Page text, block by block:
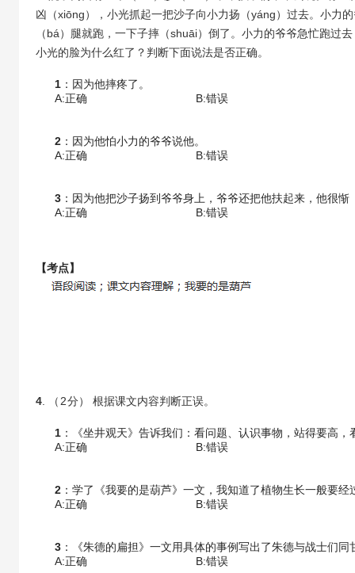
凶（xiōng），小光抓起一把沙子向小力扬（yáng）过去。小力
（bá）腿就跑，一下子摔（shuāi）倒了。小力的爷爷急忙跑过
小光的脸为什么红了？判断下面说法是否正确。
1 ：因为他摔疼了。
A:正确
B:错误
2 ：因为他怕小力的爷爷说他。
A:正确
B:错误
3 ：因为他把沙子扬到爷爷身上，爷爷还把他扶起来，他很
A:正确
B:错误
【考点】
4 . （ 2分） 根据课文内容判断正误。
1 ：《坐井观天》告诉我们：看问题、认识事物，站得要高，
A:正确
B:错误
2 ：学了《我要的是葫芦》一文，我知道了植物生长一般要
A:正确
B:错误
3 ：《朱德的扁担》一文用具体的事例写出了朱德与战士们同
A:正确
B:错误